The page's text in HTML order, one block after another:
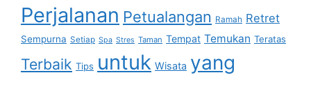
Perjalanan Petualangan Ramah Retret
Sempurna Setiap Spa Stres Taman Tempat Temukan Teratas
Terbaik Tips untuk Wisata yang